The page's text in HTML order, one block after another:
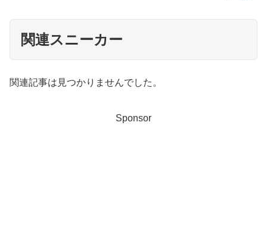
関連スニーカー
関連記事は見つかりませんでした。
Sponsor